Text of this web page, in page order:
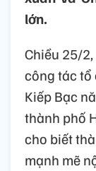
lớn.
Chiều 25/
công tác tổ
Kiếp Bạc
thành phố
cho biết
mạnh mẽ